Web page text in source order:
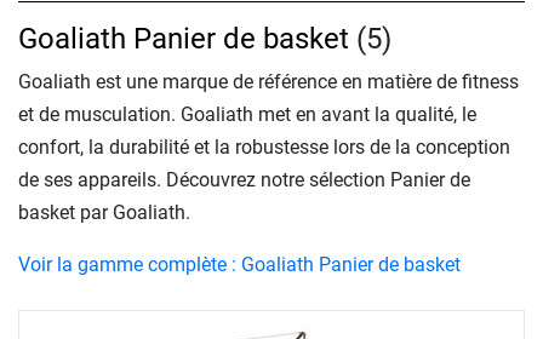
Goaliath Panier de basket (5)
Goaliath est une marque de référence en matière de fitness
et de musculation. Goaliath met en avant la qualité, le
confort, la durabilité et la robustesse lors de la conception
de ses appareils. Découvrez notre sélection Panier de
basket par Goaliath.
Voir la gamme complète : Goaliath Panier de basket